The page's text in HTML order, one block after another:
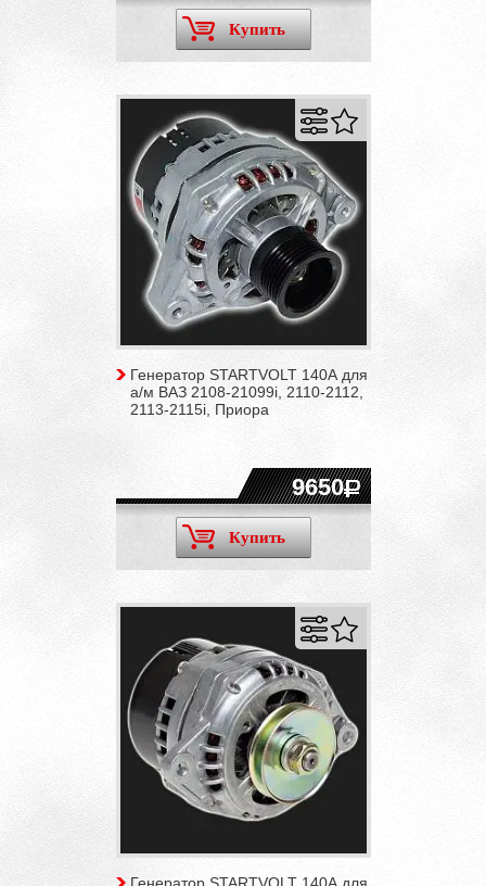
Купить
Генератор STARTVOLT 140А для
а/м ВАЗ 2108-21099i, 2110-2112,
2113-2115i, Приора
9650
Купить